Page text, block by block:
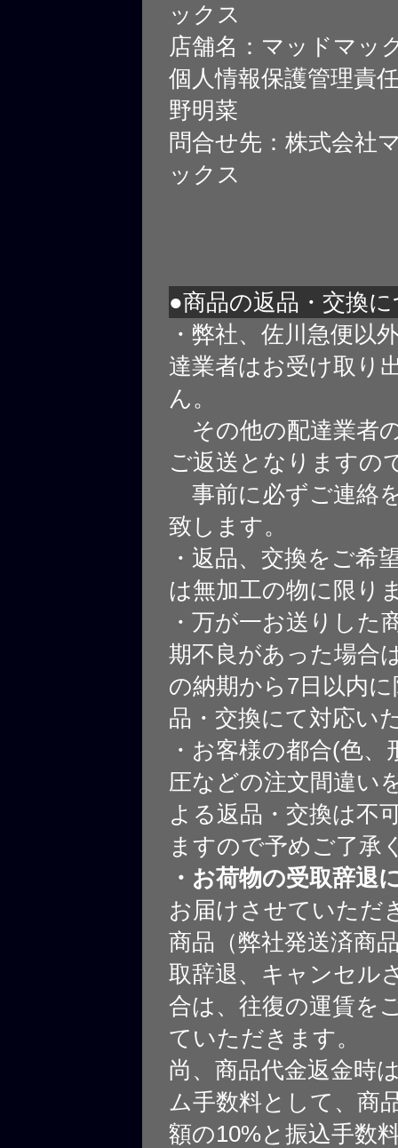
ックス
店舗名：マッドマッ
個人情報保護管理責
野明菜
問合せ先：株式会社
ックス
●商品の返品・交換
・弊社、佐川急便以
達業者はお受け取り
ん。
その他の配達業者
ご返送となりますの
事前に必ずご連絡
致します。
・返品、交換をご希
は無加工の物に限り
・万が一お送りした
期不良があった場合
の納期から7日以内
品・交換にて対応い
・お客様の都合(色、
圧などの注文間違い
よる返品・交換は不
ますので予めご了承
・お荷物の受取辞退
お届けさせていただ
商品（弊社発送済商
取辞退、キャンセル
合は、往復の運賃を
ていただきます。
尚、商品代金返金時
ム手数料として、商
額の10%と振込手数